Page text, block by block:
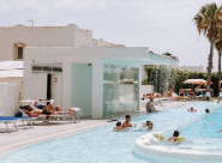
Grindys: plytelės
Numerių tvarkymas:
Plaukų džiovintuvas
Televizorius:
Dušas
Mini šaldytuvas